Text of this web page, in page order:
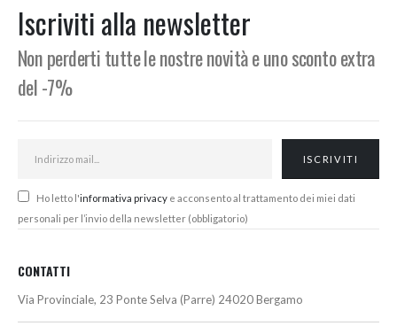
Iscriviti alla newsletter
Non perderti tutte le nostre novità e uno sconto extra
del -7%
Ho letto l'informativa privacy e acconsento al trattamento dei miei dati
personali per l’invio della newsletter (obbligatorio)
CONTATTI
Via Provinciale, 23 Ponte Selva (Parre) 24020 Bergamo